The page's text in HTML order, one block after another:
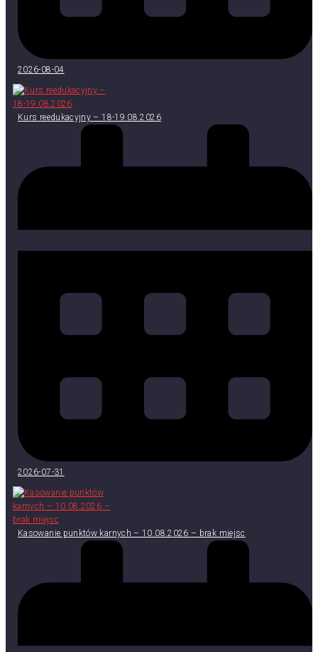
2026-08-04
Kurs reedukacyjny – 18-19.08.2026
2026-07-31
Kasowanie punktów karnych – 10.08.2026 – brak miejsc